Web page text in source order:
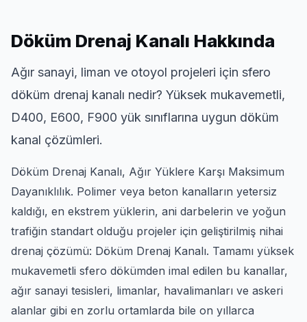
Döküm Drenaj Kanalı Hakkında
Ağır sanayi, liman ve otoyol projeleri için sfero
döküm drenaj kanalı nedir? Yüksek mukavemetli,
D400, E600, F900 yük sınıflarına uygun döküm
kanal çözümleri.
Döküm Drenaj Kanalı, Ağır Yüklere Karşı Maksimum
Dayanıklılık. Polimer veya beton kanalların yetersiz
kaldığı, en ekstrem yüklerin, ani darbelerin ve yoğun
trafiğin standart olduğu projeler için geliştirilmiş nihai
drenaj çözümü: Döküm Drenaj Kanalı. Tamamı yüksek
mukavemetli sfero dökümden imal edilen bu kanallar,
ağır sanayi tesisleri, limanlar, havalimanları ve askeri
alanlar gibi en zorlu ortamlarda bile on yıllarca